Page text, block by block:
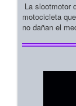
La slootmotor
motocicleta
no dañan el